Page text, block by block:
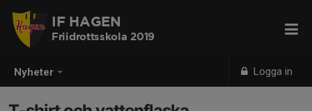
Nyheter Logga in
IF HAGEN
Friidrottsskola 2019